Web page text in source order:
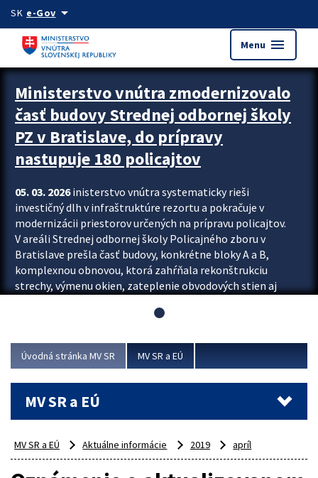
Preskocit na hlavný obsah
SK e-Govarrow_drop_down
Menu menu
Ministerstvo vnútra zmodernizovalo
časť budovy Strednej odbornej školy
PZ v Bratislave, do prípravy
nastupuje 180 policajtov
05. 03. 2026inisterstvo vnútra systematicky rieši
investičný dlh v infraštruktúre rezortu a pokračuje v
modernizácii priestorov určených na prípravu policajtov.
V areáli Strednej odbornej školy Policajného zboru v
Bratislave prešla časť budovy, konkrétne bloky A a B,
komplexnou obnovou, ktorá zahŕňala rekonštrukciu
strechy, výmenu okien, zateplenie obvodových stien aj
aj interiéru, kde vznikli nové učebne a moderné
Viac
Úvodná stránka MV SR MV SR a EÚ
MV SR a EÚ
MV SR a EÚ Aktuálne informácie 2019 apríl